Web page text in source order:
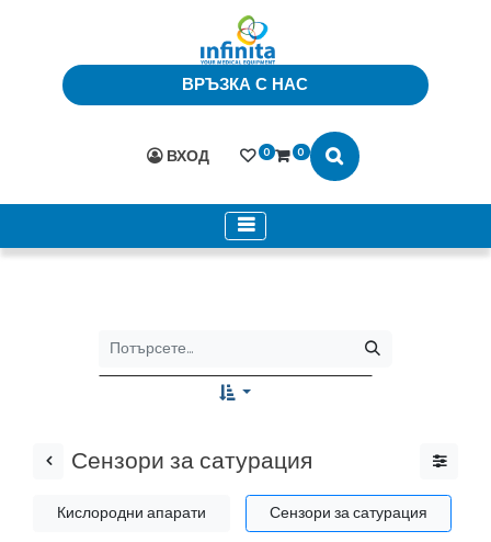
ВРЪЗКА С НАС
ВХОД 0 0
Сензори за сатурация
Кислородни апарати Сензори за сатурация